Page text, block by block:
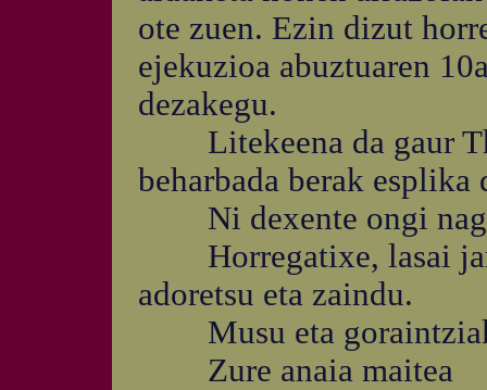
ote zuen. Ezin dizut
ejekuzioa abuztuaren
dezakegu.
Litekeena da gaur
beharbada berak
Ni dexente ongi
Horregatixe, lasai
adoretsu eta zaindu.
Musu eta goraintziak
Zure anaia maitea